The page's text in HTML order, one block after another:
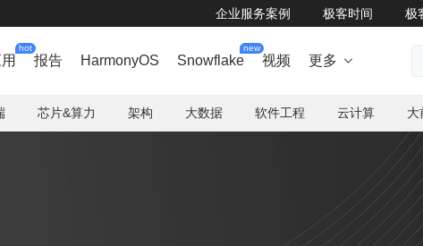
企业服务案例 极客时间 极
hot
报告 HarmonyOS Snowflake
new
视频 更多 
芯片&算力 架构 大数据 软件工程 云计算 大